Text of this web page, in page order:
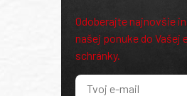
Odoberajte najnovšie
našej ponuke do Vašej
schránky.